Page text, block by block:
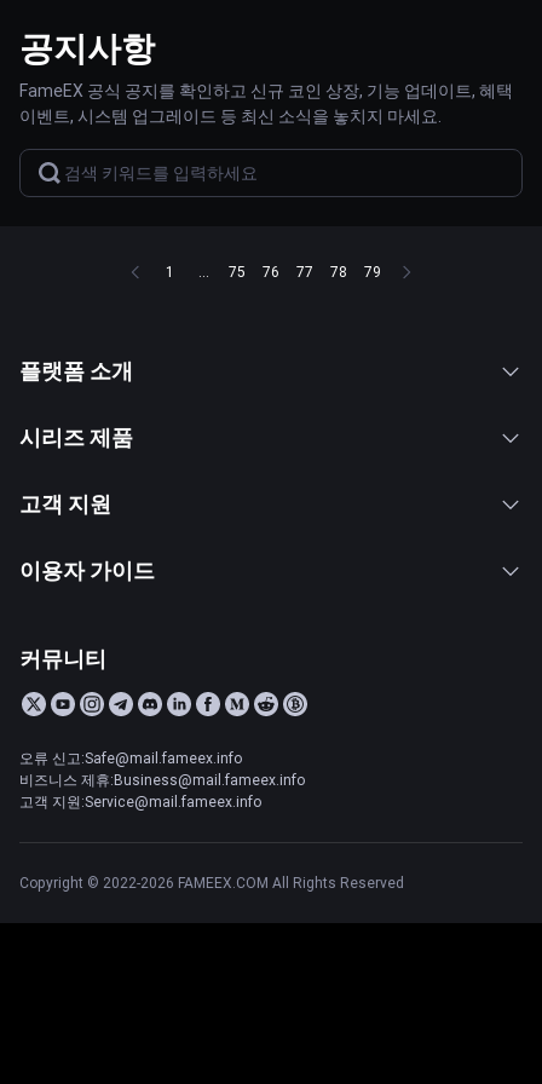
공지사항
FameEX 공식 공지를 확인하고 신규 코인 상장, 기능 업데이트, 혜택
이벤트, 시스템 업그레이드 등 최신 소식을 놓치지 마세요.
1 ... 75 76 77 78 79
플랫폼 소개
시리즈 제품
고객 지원
이용자 가이드
커뮤니티
오류 신고:Safe@mail.fameex.info
비즈니스 제휴:Business@mail.fameex.info
고객 지원:Service@mail.fameex.info
Copyright © 2022-2026 FAMEEX.COM All Rights Reserved